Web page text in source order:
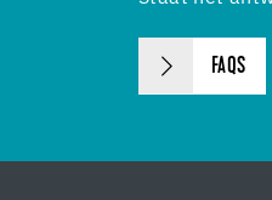
FAQS